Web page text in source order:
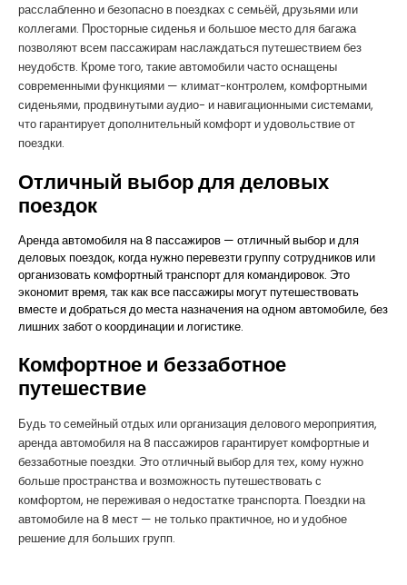
расслабленно и безопасно в поездках с семьёй, друзьями или
коллегами. Просторные сиденья и большое место для багажа
позволяют всем пассажирам наслаждаться путешествием без
неудобств. Кроме того, такие автомобили часто оснащены
современными функциями — климат-контролем, комфортными
сиденьями, продвинутыми аудио- и навигационными системами,
что гарантирует дополнительный комфорт и удовольствие от
поездки.
Отличный выбор для деловых
поездок
Аренда автомобиля на 8 пассажиров — отличный выбор и для
деловых поездок, когда нужно перевезти группу сотрудников или
организовать комфортный транспорт для командировок. Это
экономит время, так как все пассажиры могут путешествовать
вместе и добраться до места назначения на одном автомобиле, без
лишних забот о координации и логистике.
Комфортное и беззаботное
путешествие
Будь то семейный отдых или организация делового мероприятия,
аренда автомобиля на 8 пассажиров гарантирует комфортные и
беззаботные поездки. Это отличный выбор для тех, кому нужно
больше пространства и возможность путешествовать с
комфортом, не переживая о недостатке транспорта. Поездки на
автомобиле на 8 мест — не только практичное, но и удобное
решение для больших групп.